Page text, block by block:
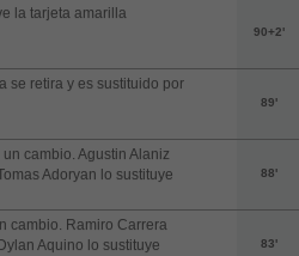
la tarjeta amarilla
90+2'
se retira y es sustituido por
89'
cambio. Agustin Alaniz
Adoryan lo sustituye
88'
cambio. Ramiro Carrera
Aquino lo sustituye
83'